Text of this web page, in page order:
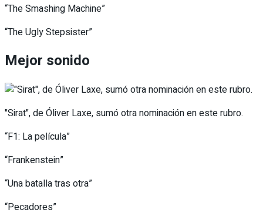
“The Smashing Machine”
“The Ugly Stepsister”
Mejor sonido
"Sirat", de Óliver Laxe, sumó otra nominación en este rubro.
“F1: La película”
“Frankenstein”
“Una batalla tras otra”
“Pecadores”